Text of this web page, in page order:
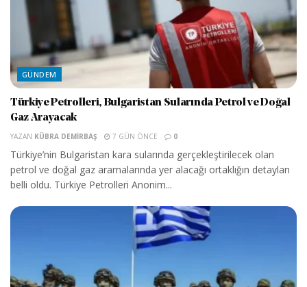
GÜNDEM
Türkiye Petrolleri, Bulgaristan Sularında Petrol ve Doğal
Gaz Arayacak
YAZAN KÜBRA DEMIRBAŞ 7 GÜN ÖNCE 0
Türkiye’nin Bulgaristan kara sularında gerçekleştirilecek olan
petrol ve doğal gaz aramalarında yer alacağı ortaklığın detayları
belli oldu. Türkiye Petrolleri Anonim...